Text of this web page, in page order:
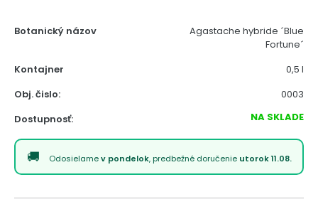
Botanický názov
Agastache hybride ´Blue
Fortune´
Kontajner
0,5 l
Obj. čislo:
0003
Dostupnosť:
NA SKLADE
Odosielamev pondelok, predbežné doručenie utorok 11.08.